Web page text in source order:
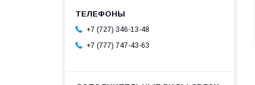
+7 (727) 346-13-48
+7 (777) 747-43-63